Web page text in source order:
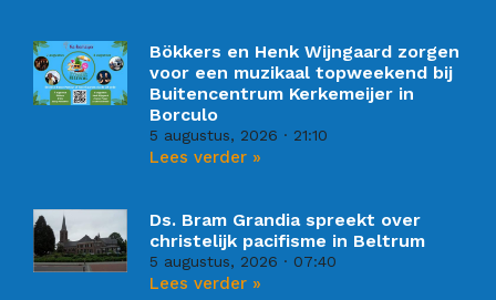
Bökkers en Henk Wijngaard zorgen
voor een muzikaal topweekend bij
Buitencentrum Kerkemeijer in
Borculo
5 augustus, 2026 21:10
Lees verder »
Ds. Bram Grandia spreekt over
christelijk pacifisme in Beltrum
5 augustus, 2026 07:40
Lees verder »